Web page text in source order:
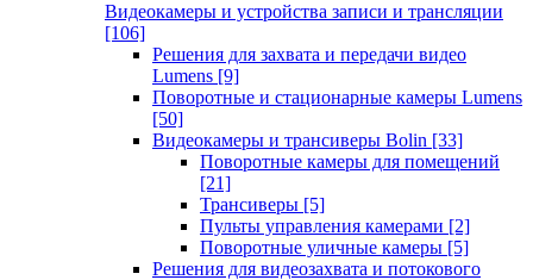
Видеокамеры и устройства записи и трансляции
[106]
Решения для захвата и передачи видео
Lumens [9]
Поворотные и стационарные камеры Lumens
[50]
Видеокамеры и трансиверы Bolin [33]
Поворотные камеры для помещений
[21]
Трансиверы [5]
Пульты управления камерами [2]
Поворотные уличные камеры [5]
Решения для видеозахвата и потокового